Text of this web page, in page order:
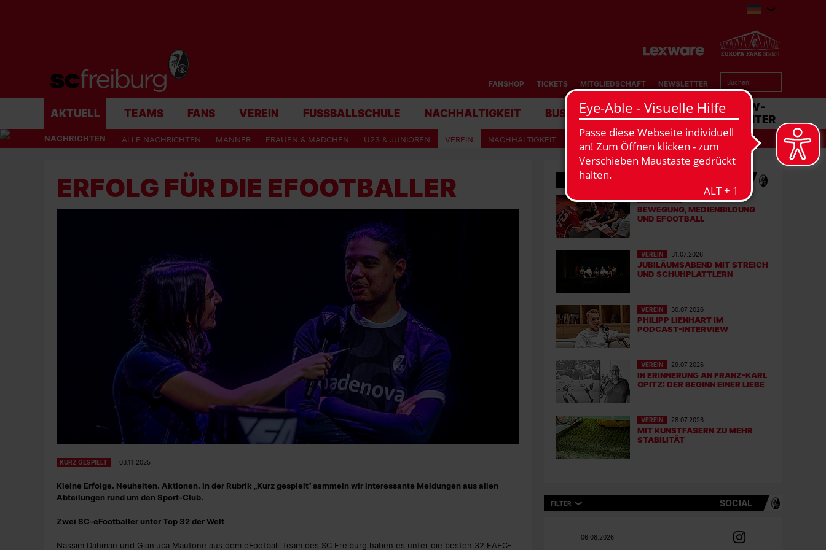
FANSHOP TICKETS MITGLIEDSCHAFT NEWSLETTER
AKTUELL TEAMS FANS VEREIN FUSSBALLSCHULE NACHHALTIGKEIT BUSINESS STADION MATCHCENTER
NACHRICHTEN ALLE NACHRICHTEN MÄNNER FRAUEN & MÄDCHEN U23 & JUNIOREN VEREIN NACHHALTIGKEIT
ERFOLG FÜR DIE EFOOTBALLER
KURZ GESPIELT 03.11.2025
Kleine Erfolge. Neuheiten. Aktionen. In der Rubrik „Kurz gespielt“ sammeln wir interessante Meldungen aus allen
Abteilungen rund um den Sport-Club.
Zwei SC-eFootballer unter Top 32 der Welt
Nassim Dahman und Gianluca Mautone aus dem eFootball-Team des SC Freiburg haben es unter die besten 32 EAFC-
EFOOTBALL 06.08.2026
BEWEGUNG, MEDIENBILDUNG
UND EFOOTBALL
VEREIN 31.07.2026
JUBILÄUMSABEND MIT STREICH
UND SCHUHPLATTLERN
VEREIN 30.07.2026
PHILIPP LIENHART IM
PODCAST-INTERVIEW
VEREIN 29.07.2026
IN ERINNERUNG AN FRANZ-KARL
OPITZ: DER BEGINN EINER LIEBE
VEREIN 28.07.2026
MIT KUNSTFASERN ZU MEHR
STABILITÄT
SOCIAL
FILTER
06.08.2026